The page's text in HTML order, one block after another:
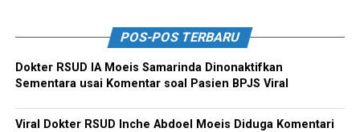
POS-POS TERBARU
Dokter RSUD IA Moeis Samarinda Dinonaktifkan
Sementara usai Komentar soal Pasien BPJS Viral
Viral Dokter RSUD Inche Abdoel Moeis Diduga Komentari